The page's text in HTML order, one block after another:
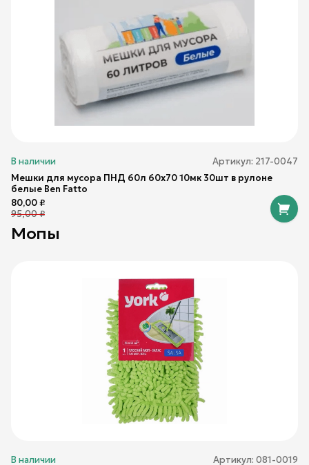
В наличии Артикул: 217-0047
Мешки для мусора ПНД 60л 60х70 10мк 30шт в рулоне
белые Ben Fatto
80,00₽
95,00₽
Мопы
В наличии Артикул: 081-0019